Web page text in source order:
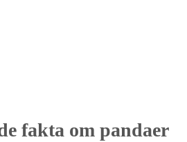
fakta om pandaer